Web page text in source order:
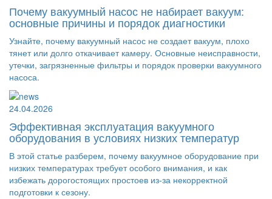
Почему вакуумный насос не набирает вакуум:
основные причины и порядок диагностики
Узнайте, почему вакуумный насос не создает вакуум, плохо
тянет или долго откачивает камеру. Основные неисправности,
утечки, загрязненные фильтры и порядок проверки вакуумного
насоса.
24.04.2026
Эффективная эксплуатация вакуумного
оборудования в условиях низких температур
В этой статье разберем, почему вакуумное оборудование при
низких температурах требует особого внимания, и как
избежать дорогостоящих простоев из-за некорректной
подготовки к сезону.